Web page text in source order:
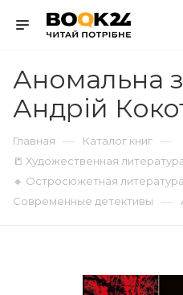
Аномальна
Андрій
Главная — Каталог книг —
📒 Художественная
🔸 Остросюжетная литература
Современные детективы —